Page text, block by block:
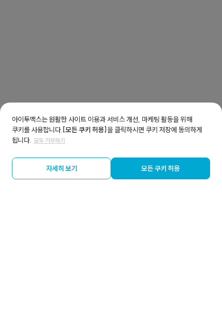
아이투맥스는 원활한 사이트 이용과 서비스 개선, 마케팅 활동을 위해
쿠키를 사용합니다. [모든 쿠키 허용]을 클릭하시면 쿠키 저장에 동의하게
됩니다. 모두 거부하기
자세히 보기 모든 쿠키 허용